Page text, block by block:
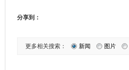
分享到：
更多相关搜索： 新闻 图片